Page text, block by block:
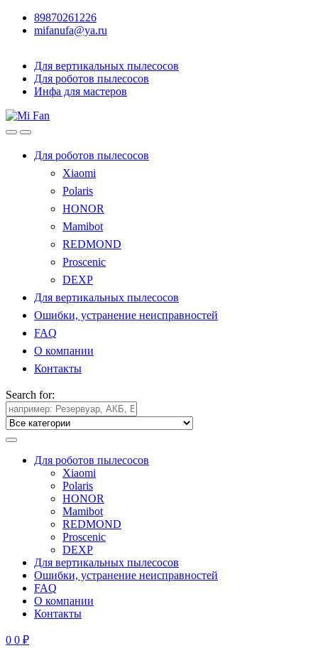
89870261226
mifanufa@ya.ru
Для вертикальных пылесосов
Для роботов пылесосов
Инфа для мастеров
Для роботов пылесосов
Xiaomi
Polaris
HONOR
Mamibot
REDMOND
Proscenic
DEXP
Для вертикальных пылесосов
Ошибки, устранение неисправностей
FAQ
О компании
Контакты
Search for:
Для роботов пылесосов
Xiaomi
Polaris
HONOR
Mamibot
REDMOND
Proscenic
DEXP
Для вертикальных пылесосов
Ошибки, устранение неисправностей
FAQ
О компании
Контакты
0 0 ₽